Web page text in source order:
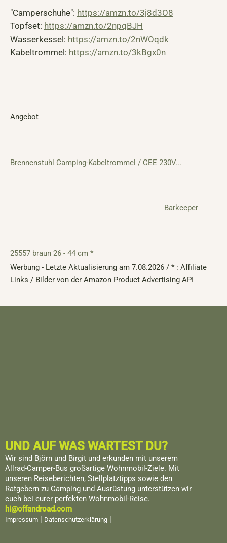
"Camperschuhe": https://amzn.to/3j8d3O8
Topfset: https://amzn.to/2npqBJH
Wasserkessel: https://amzn.to/2nWOqdk
Kabeltrommel: https://amzn.to/3kBgx0n
Angebot
Brennenstuhl Camping-Kabeltrommel / CEE 230V...
Barkeeper
25557 braun 26 - 44 cm *
Werbung - Letzte Aktualisierung am 7.08.2026 / * : Affiliate
Links / Bilder von der Amazon Product Advertising API
UND AUF WAS WARTEST DU?
Wir sind Björn und Birgit und erkunden mit unserem
Allrad-Camper-Bus großartige Wohnmobil-Ziele. Mit
unseren Reiseberichten, Stellplatztipps sowie den
Ratgebern zu Camping und Ausrüstung unterstützen wir
euch bei eurer perfekten Wohnmobil-Reise.
hi@offandroad.com
Impressum | Datenschutzerklärung |